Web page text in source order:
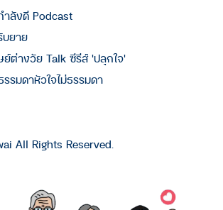
ำลังดี Podcast
บยาย
ย์ต่างวัย Talk ซีรีส์ 'ปลุกใจ'
รมดาหัวใจไม่ธรรมดา
All Rights Reserved.